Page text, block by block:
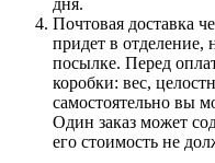
Почтовая доставка
придет в отделение,
посылке. Перед
коробки: вес,
самостоятельно вы
Один заказ может
его стоимость не